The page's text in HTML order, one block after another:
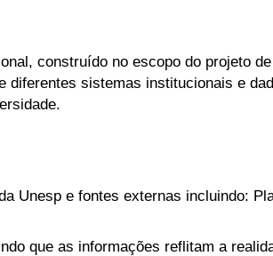
construído no escopo do projeto
diferentes sistemas institucionais e
Unesp e fontes externas incluindo:
que as informações reflitam a